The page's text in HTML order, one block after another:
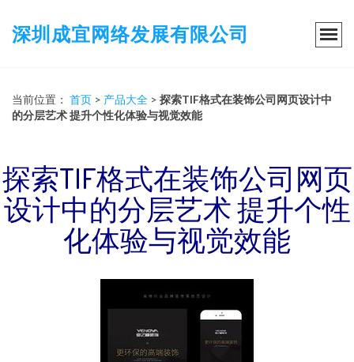
深圳成宜网络发展有限公司
当前位置： 首页 > 产品大全 > 探索TIF格式在装饰公司网页设计中
的分层艺术 提升个性化体验与视觉效能
探索TIF格式在装饰公司网页
设计中的分层艺术 提升个性
化体验与视觉效能